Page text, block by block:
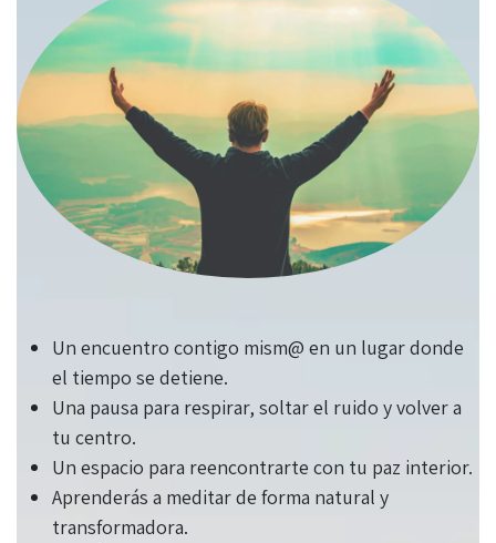
Un encuentro contigo mism@ en un lugar donde
el tiempo se detiene.
Una pausa para respirar, soltar el ruido y volver a
tu centro.
Un espacio para reencontrarte con tu paz interior.
Aprenderás a meditar de forma natural y
transformadora.